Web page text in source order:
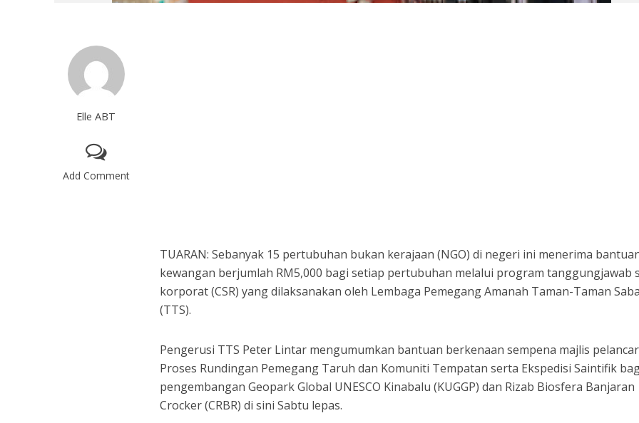
Elle ABT
Add Comment
TUARAN: Sebanyak 15 pertubuhan bukan kerajaan (NGO) di negeri ini menerima
kewangan berjumlah RM5,000 bagi setiap pertubuhan melalui program tanggungjawab
korporat (CSR) yang dilaksanakan oleh Lembaga Pemegang Amanah Taman-Taman
(TTS).
Pengerusi TTS Peter Lintar mengumumkan bantuan berkenaan sempena majlis
Proses Rundingan Pemegang Taruh dan Komuniti Tempatan serta Ekspedisi Saintifik
pengembangan Geopark Global UNESCO Kinabalu (KUGGP) dan Rizab Biosfera Banjaran
Crocker (CRBR) di sini Sabtu lepas.